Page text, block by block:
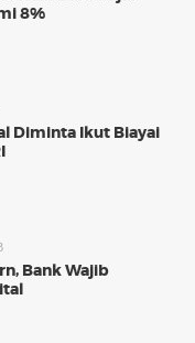
8%
Diminta Ikut Biayai
Bank Wajib